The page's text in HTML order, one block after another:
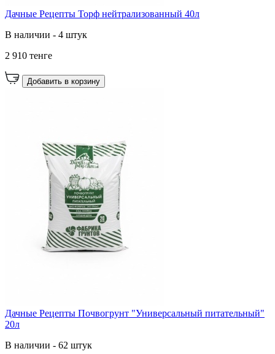
Дачные Рецепты Торф нейтрализованный 40л
В наличии - 4 штук
2 910 тенге
Добавить в корзину
Дачные Рецепты Почвогрунт "Универсальный питательный"
20л
В наличии - 62 штук